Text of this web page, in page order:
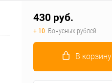
430 руб.
+ 10 Бонусных рублей
В корзину